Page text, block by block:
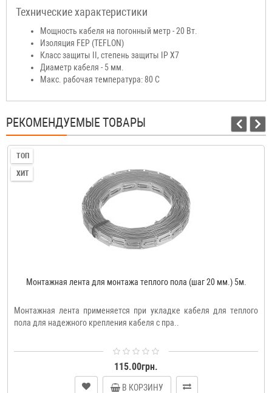
Технические характеристики
Мощность кабеля на погонный метр - 20 Вт.
Изоляция FEP (TEFLON)
Класс защиты II, степень защиты IP X7
Диаметр кабеля - 5 мм.
Макс. рабочая температура: 80 С
РЕКОМЕНДУЕМЫЕ ТОВАРЫ
ТОП
ХИТ
Монтажная лента для монтажа теплого пола (шаг 20 мм.) 5м.
Монтажная лента применяется при укладке кабеля для теплого
пола для надежного крепления кабеля с пра..
115.00грн.
В КОРЗИНУ